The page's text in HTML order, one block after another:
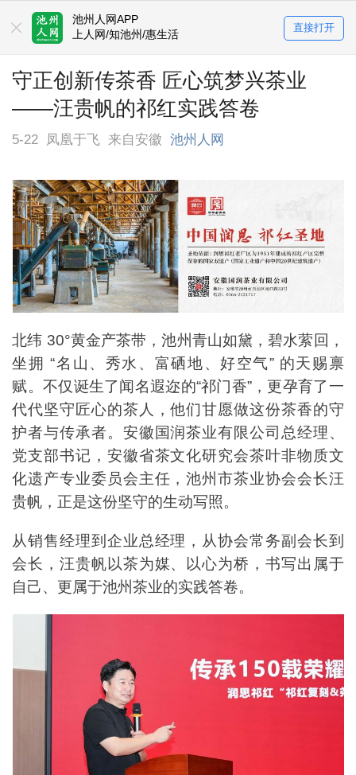
池州人网APP
上人网/知池州/惠生活
直接打开
守正创新传茶香 匠心筑梦兴茶业
——汪贵帆的祁红实践答卷
5-22 凤凰于飞 来自安徽 池州人网
北纬 30°黄金产茶带，池州青山如黛，碧水萦回，
坐拥 “名山、秀水、富硒地、好空气” 的天赐禀
赋。不仅诞生了闻名遐迩的“祁门香”，更孕育了一
代代坚守匠心的茶人，他们甘愿做这份茶香的守
护者与传承者。安徽国润茶业有限公司总经理、
党支部书记，安徽省茶文化研究会茶叶非物质文
化遗产专业委员会主任，池州市茶业协会会长汪
贵帆，正是这份坚守的生动写照。
从销售经理到企业总经理，从协会常务副会长到
会长，汪贵帆以茶为媒、以心为桥，书写出属于
自己、更属于池州茶业的实践答卷。